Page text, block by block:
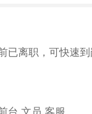
已离职，可快速
台,文员,客服